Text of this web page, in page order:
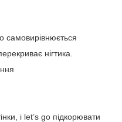
самовирівнюється
нігтика.
і let’s go підкорювати